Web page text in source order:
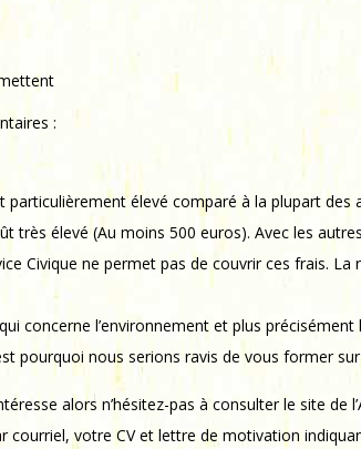
:
particulièrement élevé comparé à la plupart des
élevé (Au moins 500 euros). Avec les
Civique ne permet pas de couvrir ces frais. La
concerne l’environnement et plus précisément
pourquoi nous serions ravis de vous former
alors n’hésitez-pas à consulter le site de
courriel, votre CV et lettre de motivation